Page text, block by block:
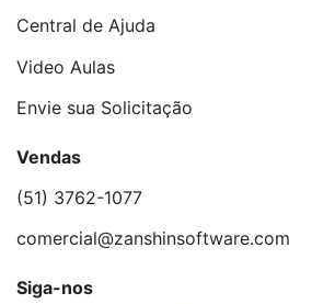
Central de Ajuda
Video Aulas
Envie sua Solicitação
Vendas
(51) 3762-1077
comercial@zanshinsoftware.com
Siga-nos